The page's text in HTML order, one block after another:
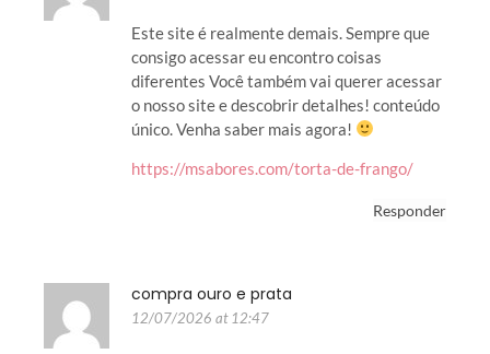
Este site é realmente demais. Sempre que
consigo acessar eu encontro coisas
diferentes Você também vai querer acessar
o nosso site e descobrir detalhes! conteúdo
único. Venha saber mais agora!
https://msabores.com/torta-de-frango/
Responder
compra ouro e prata
12/07/2026 at 12:47